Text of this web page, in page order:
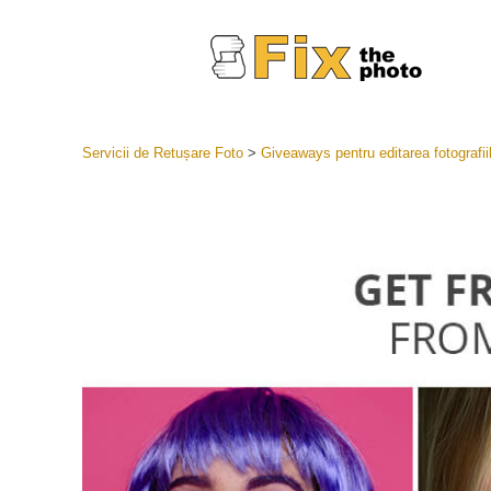
Cea mai
Colecția
Servicii de Retușare Foto> Giveaways pentru editarea